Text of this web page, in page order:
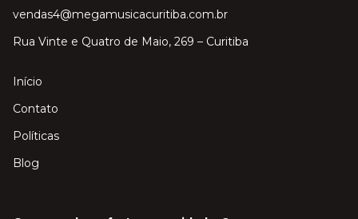
vendas4@megamusicacuritiba.com.br
Rua Vinte e Quatro de Maio, 269 – Curitiba
Início
Contato
Políticas
Blog